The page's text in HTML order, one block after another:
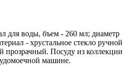
для воды, бъем - 260 мл; диаметр
- хрустальное стекло ручной
прозрачный. Посуду из коллекции
машине.